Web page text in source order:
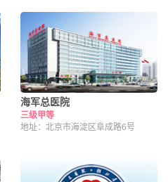
海军总医院
三级甲等
地址：北京市海淀区阜成路6号